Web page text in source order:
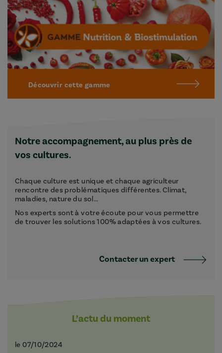
Découvrir cette gamme
Notre accompagnement, au plus près de
vos cultures.
Chaque culture est unique et chaque agriculteur
rencontre des problématiques différentes. Climat,
maladies, nature du sol...
Nos experts sont à votre écoute pour vous permettre
de trouver les solutions 100% adaptées à vos cultures.
Contacter un expert
L’actu du moment
le 07/10/2024